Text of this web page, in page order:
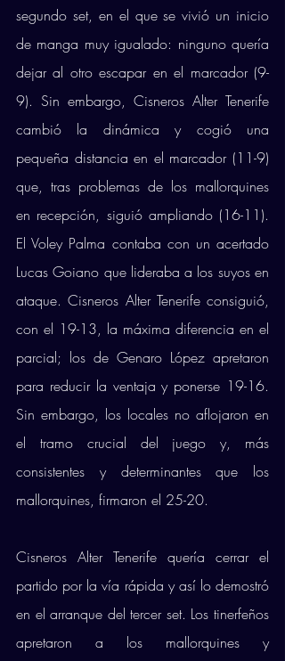
segundo set, en el que se vivió un inicio
de manga muy igualado: ninguno quería
dejar al otro escapar en el marcador (9-
9). Sin embargo, Cisneros Alter Tenerife
cambió la dinámica y cogió una
pequeña distancia en el marcador (11-9)
que, tras problemas de los mallorquines
en recepción, siguió ampliando (16-11).
El Voley Palma contaba con un acertado
Lucas Goiano que lideraba a los suyos en
ataque. Cisneros Alter Tenerife consiguió,
con el 19-13, la máxima diferencia en el
parcial; los de Genaro López apretaron
para reducir la ventaja y ponerse 19-16.
Sin embargo, los locales no aflojaron en
el tramo crucial del juego y, más
consistentes y determinantes que los
mallorquines, firmaron el 25-20.
Cisneros Alter Tenerife quería cerrar el
partido por la vía rápida y así lo demostró
en el arranque del tercer set. Los tinerfeños
apretaron a los mallorquines y